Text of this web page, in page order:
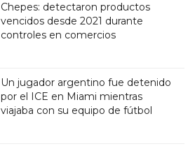
Chepes: detectaron productos
vencidos desde 2021 durante
controles en comercios
Un jugador argentino fue detenido
por el ICE en Miami mientras
viajaba con su equipo de fútbol